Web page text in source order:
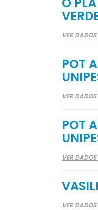
VER
POT
VER
POT
VER
VER